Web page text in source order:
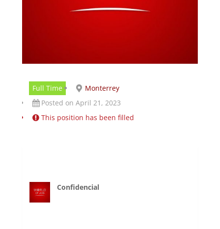
Full Time
Monterrey
Posted on April 21, 2023
This position has been filled
Confidencial